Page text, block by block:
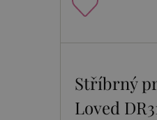
Stříbrný
Loved